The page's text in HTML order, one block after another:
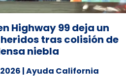
Highway 99 deja un
tras colisión de
niebla
2026 | Ayuda California